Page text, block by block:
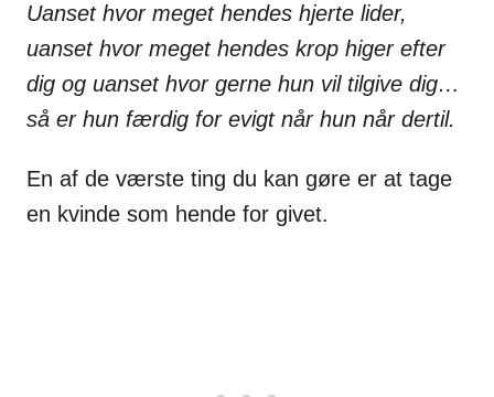
Uanset hvor meget hendes hjerte lider,
uanset hvor meget hendes krop higer efter
dig og uanset hvor gerne hun vil tilgive dig…
så er hun færdig for evigt når hun når dertil.
En af de værste ting du kan gøre er at tage
en kvinde som hende for givet.